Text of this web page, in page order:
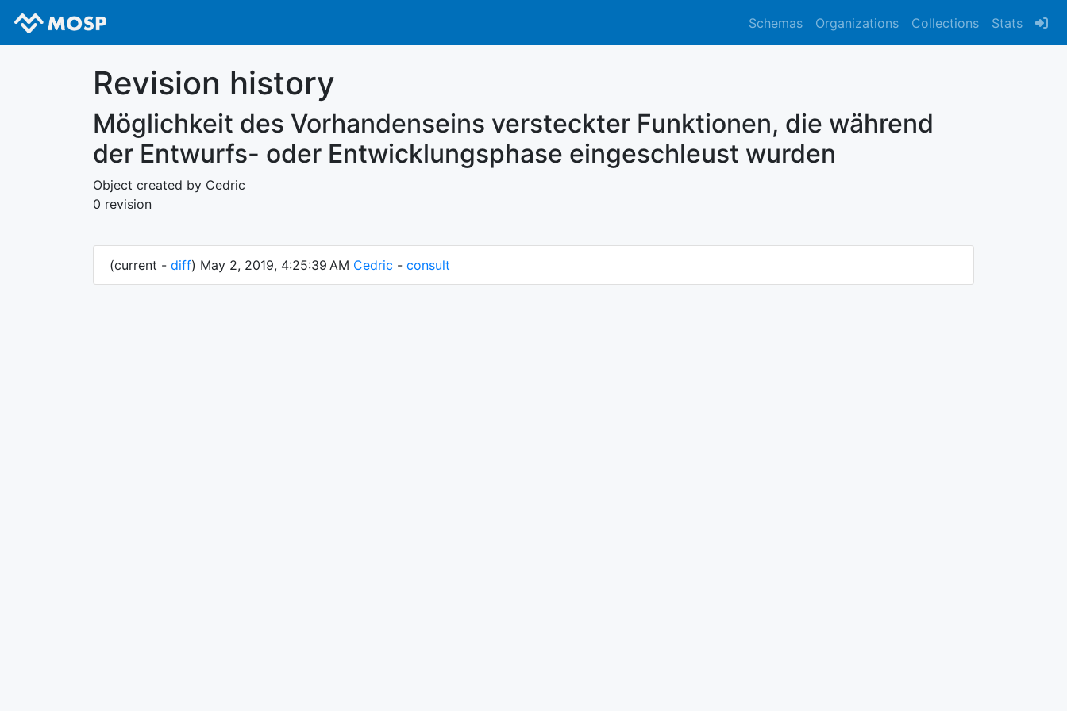
Schemas Organizations Collections Stats
Revision history
Möglichkeit des Vorhandenseins versteckter Funktionen, die während
der Entwurfs- oder Entwicklungsphase eingeschleust wurden
Object created by Cedric
0 revision
(current - diff) May 2, 2019, 4:25:39 AM Cedric - consult